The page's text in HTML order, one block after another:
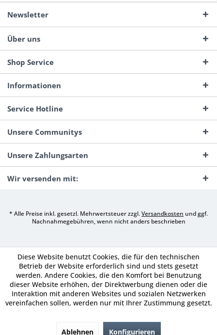
Newsletter
Über uns
Shop Service
Informationen
Service Hotline
Unsere Communitys
Unsere Zahlungsarten
Wir versenden mit:
* Alle Preise inkl. gesetzl. Mehrwertsteuer zzgl.Versandkosten und ggf.
Nachnahmegebühren, wenn nicht anders beschrieben
Diese Website benutzt Cookies, die für den technischen
Betrieb der Website erforderlich sind und stets gesetzt
werden. Andere Cookies, die den Komfort bei Benutzung
dieser Website erhöhen, der Direktwerbung dienen oder die
Interaktion mit anderen Websites und sozialen Netzwerken
vereinfachen sollen, werden nur mit Ihrer Zustimmung gesetzt.
Ablehnen Konfigurieren